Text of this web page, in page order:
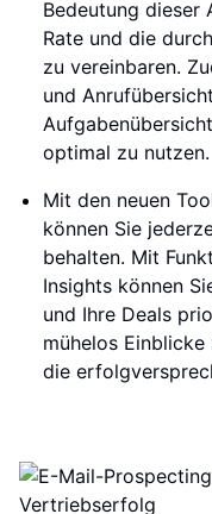
Bedeutung dieser
Rate und die
zu vereinbaren.
und
optimal zu nutzen.
Mit den neuen
können Sie
behalten. Mit
Insights können
und Ihre Deals
mühelos
die